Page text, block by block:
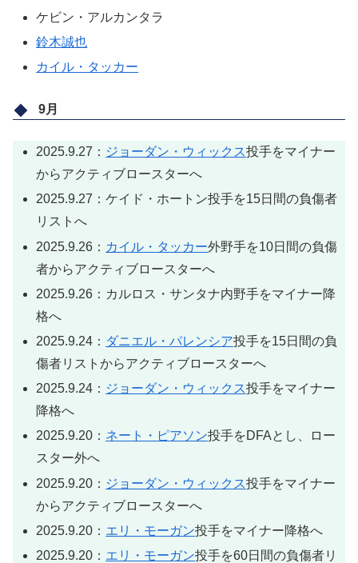
ケビン・アルカンタラ
鈴木誠也
カイル・タッカー
9月
2025.9.27： ジョーダン・ウィックス投手をマイナー
からアクティブロースターへ
2025.9.27：ケイド・ホートン投手を15日間の負傷者
リストへ
2025.9.26： カイル・タッカー外野手を10日間の負傷
者からアクティブロースターへ
2025.9.26：カルロス・サンタナ内野手をマイナー降
格へ
2025.9.24： ダニエル・パレンシア投手を15日間の負
傷者リストからアクティブロースターへ
2025.9.24： ジョーダン・ウィックス投手をマイナー
降格へ
2025.9.20： ネート・ピアソン投手をDFAとし、ロー
スター外へ
2025.9.20： ジョーダン・ウィックス投手をマイナー
からアクティブロースターへ
2025.9.20： エリ・モーガン投手をマイナー降格へ
2025.9.20： エリ・モーガン投手を60日間の負傷者リ